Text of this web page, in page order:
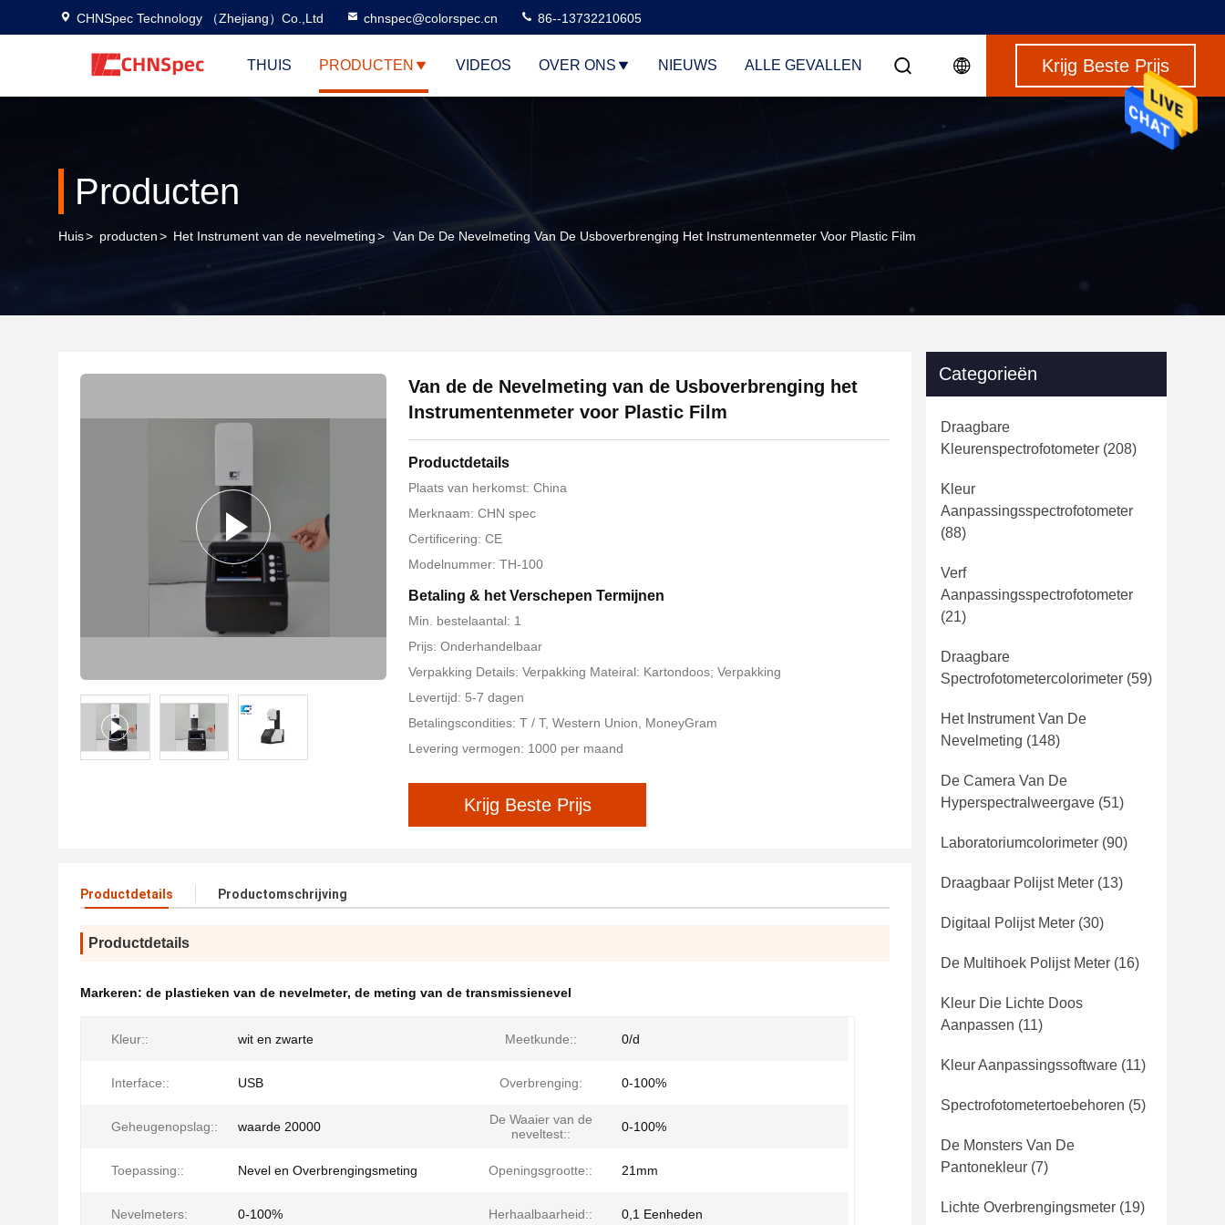
CHNSpec Technology （Zhejiang）Co.,Ltd chnspec@colorspec.cn 86--13732210605
THUIS PRODUCTEN VIDEOS OVER ONS NIEUWS ALLE GEVALLEN Krijg Beste Prijs
Producten
Huis> producten> Het Instrument van de nevelmeting> Van De De Nevelmeting Van De Usboverbrenging Het Instrumentenmeter Voor Plastic Film
Van de de Nevelmeting van de Usboverbrenging het
Instrumentenmeter voor Plastic Film
Productdetails
Plaats van herkomst: China
Merknaam: CHN spec
Certificering: CE
Modelnummer: TH-100
Betaling & het Verschepen Termijnen
Min. bestelaantal: 1
Prijs: Onderhandelbaar
Verpakking Details: Verpakking Mateiral: Kartondoos; Verpakking
Levertijd: 5-7 dagen
Betalingscondities: T / T, Western Union, MoneyGram
Levering vermogen: 1000 per maand
Krijg Beste Prijs
Productdetails Productomschrijving
Productdetails
Markeren: de plastieken van de nevelmeter, de meting van de transmissienevel
Kleur:: wit en zwarte Meetkunde:: 0/d
Interface:: USB Overbrenging: 0-100%
Geheugenopslag:: waarde 20000
De Waaier van de
neveltest::
0-100%
Toepassing:: Nevel en Overbrengingsmeting Openingsgrootte:: 21mm
Nevelmeters: 0-100% Herhaalbaarheid:: 0,1 Eenheden
Categorieën
Draagbare
Kleurenspectrofotometer (208)
Kleur
Aanpassingsspectrofotometer
(88)
Verf
Aanpassingsspectrofotometer
(21)
Draagbare
Spectrofotometercolorimeter (59)
Het Instrument Van De
Nevelmeting (148)
De Camera Van De
Hyperspectralweergave (51)
Laboratoriumcolorimeter (90)
Draagbaar Polijst Meter (13)
Digitaal Polijst Meter (30)
De Multihoek Polijst Meter (16)
Kleur Die Lichte Doos
Aanpassen (11)
Kleur Aanpassingssoftware (11)
Spectrofotometertoebehoren (5)
De Monsters Van De
Pantonekleur (7)
Lichte Overbrengingsmeter (19)